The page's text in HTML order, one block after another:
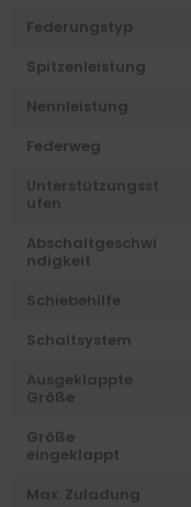
Federungstyp
Spitzenleistung
Nennleistung
Federweg
Unterstützungsst
ufen
Abschaltgeschwi
ndigkeit
Schiebehilfe
Schaltsystem
Ausgeklappte
Größe
Größe
eingeklappt
Max. Zuladung